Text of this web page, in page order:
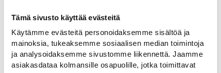
Tämä sivusto käyttää evästeitä
Käytämme evästeitä personoidaksemme sisältöä ja
mainoksia, tukeaksemme sosiaalisen median toimintoja
ja analysoidaksemme sivustomme liikennettä. Jaamme
asiakasdataa kolmansille osapuolille, jotka toimittavat
tarkoitettu reitti
Liikennemerkki F52, muovi
tai komposiitti, 350x350 mm,
R1
Alkaen29,00 €